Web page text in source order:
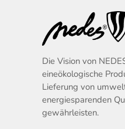
Die Vision von
eineökologische
Lieferung von
energiesparenden
gewährleisten.